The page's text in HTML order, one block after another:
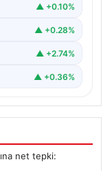
bu olay,▲ +0.10%
▲ +0.28%
▲ +2.74%
▲ +0.36%
net tepki: